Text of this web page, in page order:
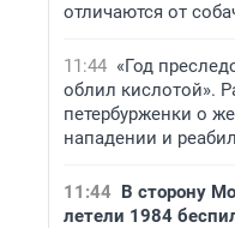
отличаются от
11:44 «Год
облил кислотой».
петербурженки о
нападении и
11:44 В сторону
летели 1984